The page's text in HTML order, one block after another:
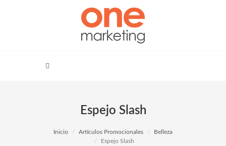
Espejo Slash
Inicio Artículos Promocionales
Belleza
Espejo Slash